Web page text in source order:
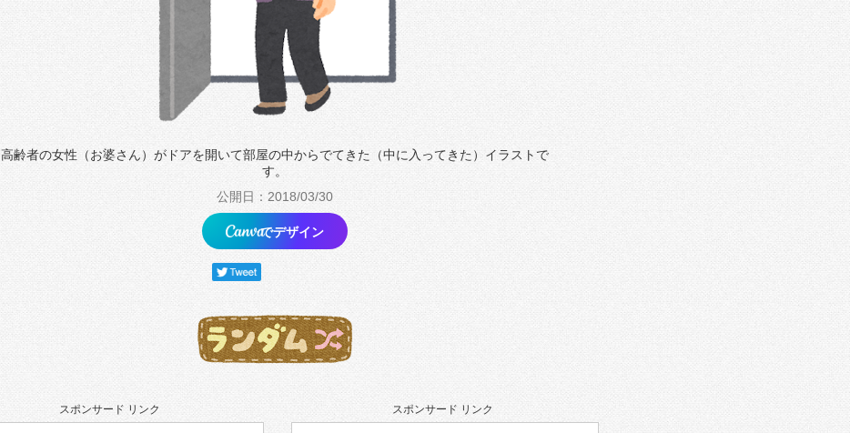
高齢者の女性（お婆さん）がドアを開いて部屋の中からでてきた（中に入ってきた）イラストで
す。
公開日：2018/03/30
でデザイン
スポンサード リンク スポンサード リンク